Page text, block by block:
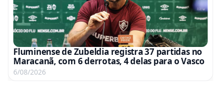
Fluminense de Zubeldia registra 37 partidas no
Maracanã, com 6 derrotas, 4 delas para o Vasco
6/08/2026